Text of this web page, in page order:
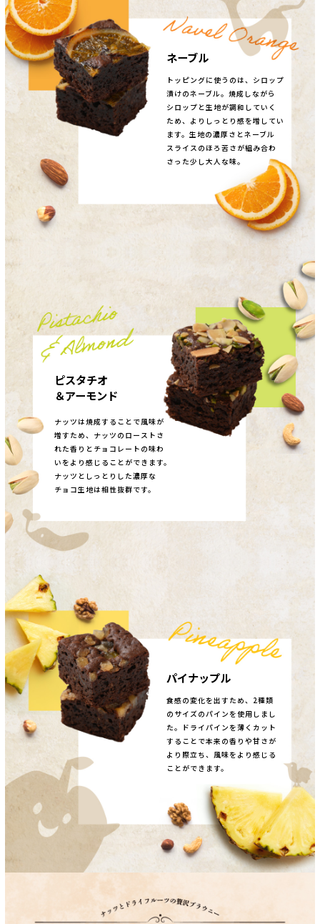
ネーブル
トッピングに使うのは、シロップ
漬けのネーブル。焼成しながら
シロップと生地が調和していく
ため、よりしっとり感を増してい
ます。生地の濃厚さとネーブル
スライスのほろ苦さが組み合わ
さった少し大人な味。
ピスタチオ
＆アーモンド
ナッツは焼成することで風味が
増すため、ナッツのローストさ
れた香りとチョコレートの味わ
いをより感じることができます。
ナッツとしっとりした濃厚な
チョコ生地は相性抜群です。
パイナップル
食感の変化を出すため、2種類
のサイズのパインを使用しまし
た。ドライパインを薄くカット
することで本来の香りや甘さが
より際立ち、風味をより感じる
ことができます。